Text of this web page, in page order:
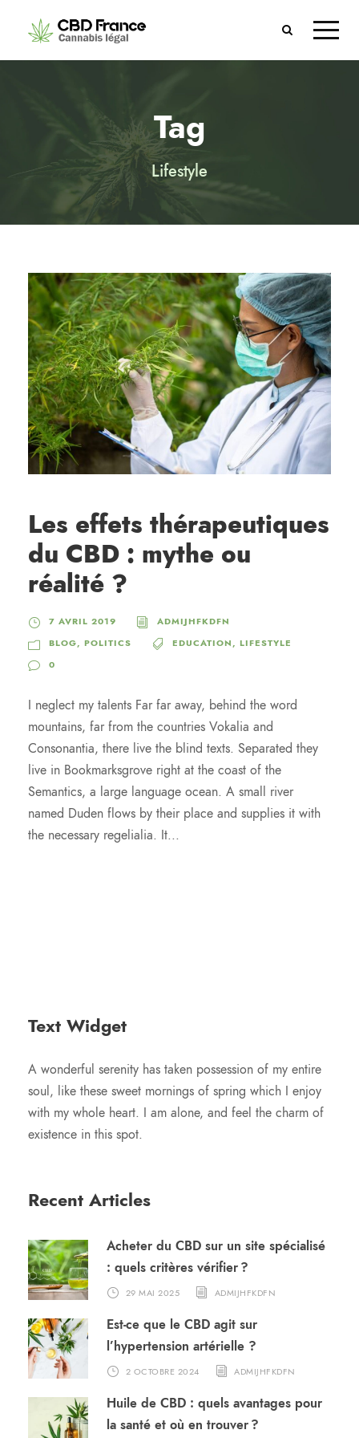
Tag
Lifestyle
Les effets thérapeutiques
du CBD : mythe ou
réalité ?
7 AVRIL 2019
ADMIJHFKDFN
BLOG, POLITICS EDUCATION, LIFESTYLE
0
I neglect my talents Far far away, behind the word
mountains, far from the countries Vokalia and
Consonantia, there live the blind texts. Separated they
live in Bookmarksgrove right at the coast of the
Semantics, a large language ocean. A small river
named Duden flows by their place and supplies it with
the necessary regelialia. It...
Text Widget
A wonderful serenity has taken possession of my entire
soul, like these sweet mornings of spring which I enjoy
with my whole heart. I am alone, and feel the charm of
existence in this spot.
Recent Articles
Acheter du CBD sur un site spécialisé
: quels critères vérifier ?
29 MAI 2025 ADMIJHFKDFN
Est-ce que le CBD agit sur
l’hypertension artérielle ?
2 OCTOBRE 2024 ADMIJHFKDFN
Huile de CBD : quels avantages pour
la santé et où en trouver ?